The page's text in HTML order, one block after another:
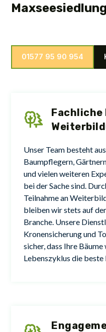
01577 95 90 954
Fachliche
Unser Team besteht
Baumpflegern,
und vielen weiteren
bei der Sache sind.
Teilnahme an
bleiben wir stets auf
Branche. Unsere
Kronensicherung und
sicher, dass Ihre
Lebenszyklus die beste